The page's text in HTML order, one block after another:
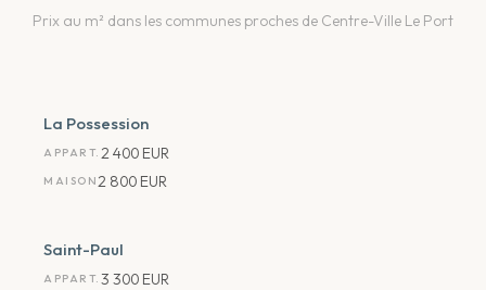
Prix au m² dans les communes proches de Centre-Ville Le Port
La Possession
APPART. 2 400 EUR
MAISON2 800 EUR
Saint-Paul
APPART. 3 300 EUR